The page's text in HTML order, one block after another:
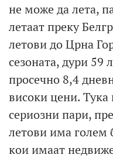
не може да лета,
летаат преку
летови до Црна
сезоната, дури 59
просечно 8,4
високи цени. Тука
сериозни пари,
летови има голем
кои имаат